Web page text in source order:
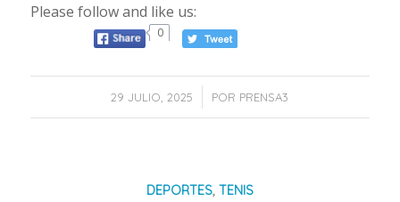
Please follow and like us:
0
29 JULIO, 2025
/ POR PRENSA3
DEPORTES, TENIS